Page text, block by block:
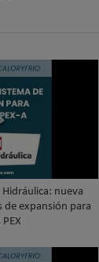
Hidráulica: nueva
de expansión para